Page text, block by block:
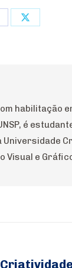
Share
habilitação
é
Visual e